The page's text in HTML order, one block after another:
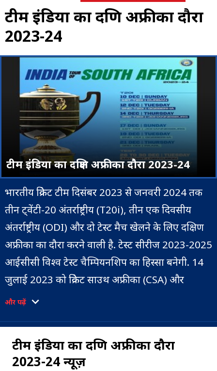
टीम इंडिया का दक्ष‍िण अफ्रीका दौरा
2023-24
टीम इंडिया का दक्ष‍िण अफ्रीका दौरा 2023-24
भारतीय क्रिकेट टीम दिसंबर 2023 से जनवरी 2024 तक
तीन ट्वेंटी-20 अंतर्राष्ट्रीय (T20i), तीन एक दिवसीय
अंतर्राष्ट्रीय (ODI) और दो टेस्ट मैच खेलने के लिए दक्षिण
अफ्रीका का दौरा करने वाली है. टेस्ट सीरीज 2023-2025
आईसीसी विश्व टेस्ट चैम्पियनशिप का हिस्सा बनेगी. 14
जुलाई 2023 को क्रिकेट साउथ अफ्रीका (CSA) और
भारतीय क्रिकेट कंट्रोल बोर्ड (BCCI) ने दौरे के कार्यक्रम की
और पढ़ें
टीम इंडिया का दक्ष‍िण अफ्रीका दौरा
2023-24 न्यूज़